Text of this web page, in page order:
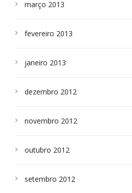
março 2013
fevereiro 2013
janeiro 2013
dezembro 2012
novembro 2012
outubro 2012
setembro 2012